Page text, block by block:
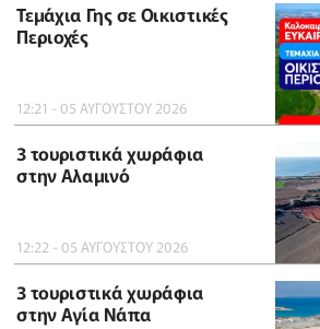
Τεμάχια Γης σε Οικιστικές
Περιοχές
12:21 - 05 ΑΥΓΟΥΣΤΟΥ 2026
3 τουριστικά χωράφια
στην Αλαμινό
12:22 - 05 ΑΥΓΟΥΣΤΟΥ 2026
3 τουριστικά χωράφια
στην Αγία Νάπα